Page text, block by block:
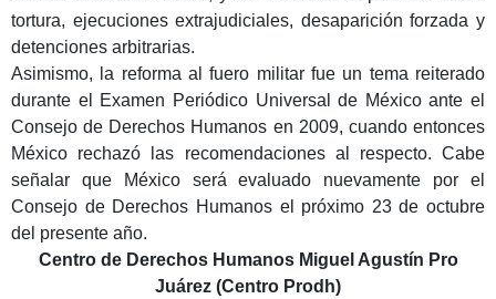
tortura, ejecuciones extrajudiciales, desaparición forzada y
detenciones arbitrarias.
Asimismo, la reforma al fuero militar fue un tema reiterado
durante el Examen Periódico Universal de México ante el
Consejo de Derechos Humanos en 2009, cuando entonces
México rechazó las recomendaciones al respecto. Cabe
señalar que México será evaluado nuevamente por el
Consejo de Derechos Humanos el próximo 23 de octubre
del presente año.
Centro de Derechos Humanos Miguel Agustín Pro
Juárez (Centro Prodh)